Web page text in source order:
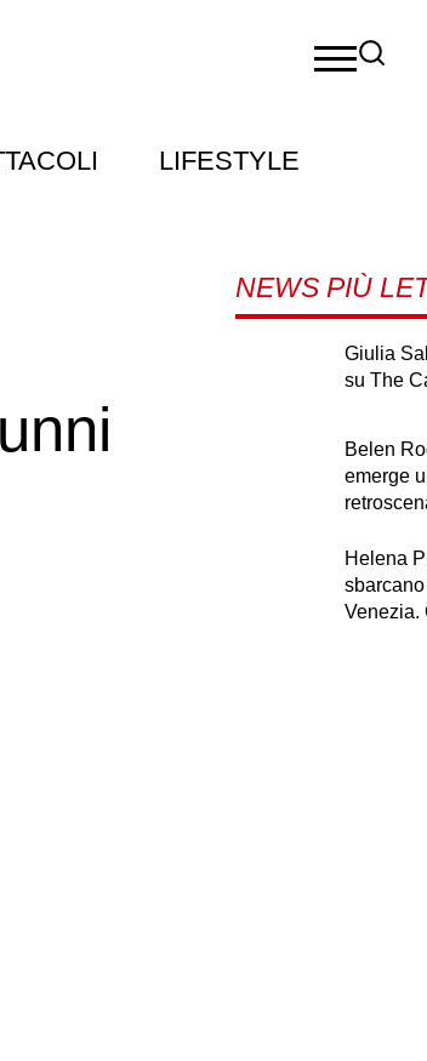
LIFESTYLE
NEWS PIÙ
Giulia
su The
Belen
emerge
Helena
Venezia.